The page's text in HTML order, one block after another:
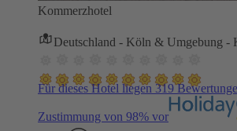
Kommerzhotel
Deutschland - Köln & Umgebung -
Für dieses Hotel liegen 319
Zustimmung von 98% vor